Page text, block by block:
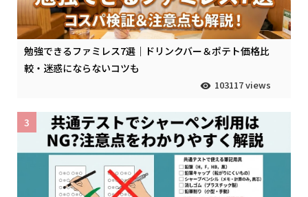
勉強できるファミレス7選｜ドリンクバー＆ポテト価格比
較・迷惑にならないコツも
103117 views
3